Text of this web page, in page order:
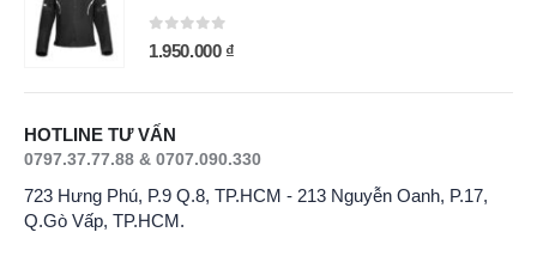
0 out of 5
1.950.000 ₫
HOTLINE TƯ VẤN
0797.37.77.88 & 0707.090.330
723 Hưng Phú, P.9 Q.8, TP.HCM - 213 Nguyễn Oanh, P.17,
Q.Gò Vấp, TP.HCM.